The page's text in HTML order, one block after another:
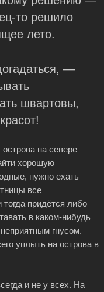
торешило
лето.
—
швартовы,
на севере
хорошую
нужно ехать
все
придётся либо
в каком-нибудь
гнусом.
уплыть на острова в
и не у всех. На